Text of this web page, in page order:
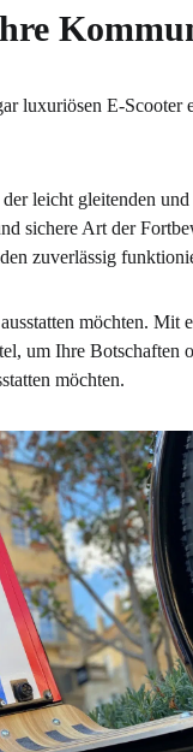
luxuriösen E-Scooter
leicht gleitenden
sichere Art der
zuverlässig
möchten. Mit
um Ihre Botschaften
möchten.